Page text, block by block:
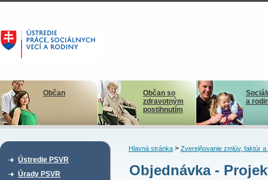
Občan
Občan so
zdravotným
postihnutím
a
Ústredie PSVR
Úrady PSVR
Hlavná stránka> Zverejňovanie zmlúv, faktúr a
Objednávka -